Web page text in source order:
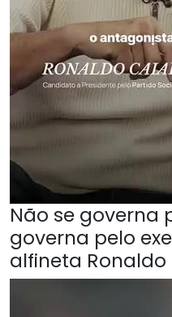
Não se governa
governa pelo
alfineta